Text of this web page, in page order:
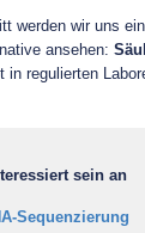
werden wir uns
ansehen:
regulierten
sein an
Sequenzierung